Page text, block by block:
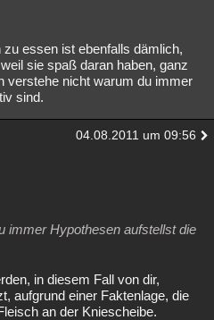
essen ist ebenfalls dämlich,
sie spaß daran haben, ganz
verstehe nicht warum du immer
sind.
04.08.2011 um 09:56
immer Hypothesen aufstellst die
in diesem Fall von dir,
aufgrund einer Faktenlage, die
an der Kniescheibe.